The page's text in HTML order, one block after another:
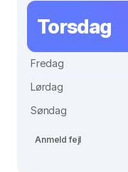
Torsdag
Fredag
Lørdag
Søndag
Anmeld fejl